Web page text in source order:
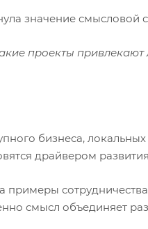
значение смысловой
проекты привлекают
бизнеса,
драйвером
примеры
смысл объединяет